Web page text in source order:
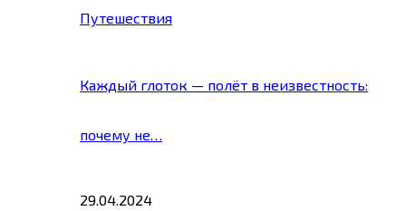
Путешествия
Каждый глоток — полёт в неизвестность:
почему не…
29.04.2024